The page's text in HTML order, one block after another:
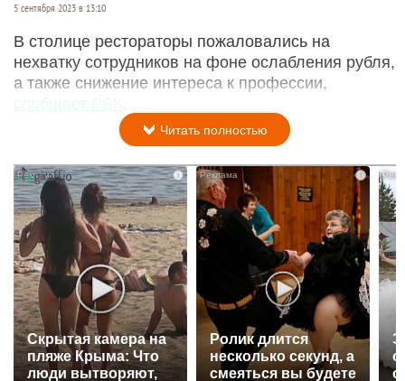
5 сентября 2023 в 13:10
В столице рестораторы пожаловались на
нехватку сотрудников на фоне ослабления рубля,
а также снижение интереса к профессии,
сообщает РБК
Читать полностью
i
Скрытая камера на
пляже Крыма: Что
люди вытворяют,
Ролик длится
несколько секунд, а
смеяться вы будете